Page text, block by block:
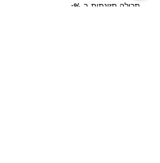
תכולה תזונתית ב %: